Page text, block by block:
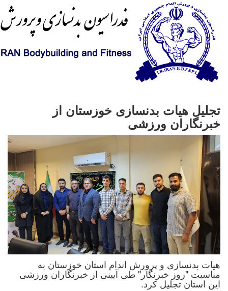
تجلیل هیات بدنسازی خوزستان از
خبرنگاران ورزشی
هیات بدنسازی و پرورش اندام استان خوزستان به
مناسبت "روز خبرنگار" طی آیینی از خبرنگاران ورزشی
این استان تجلیل کرد.